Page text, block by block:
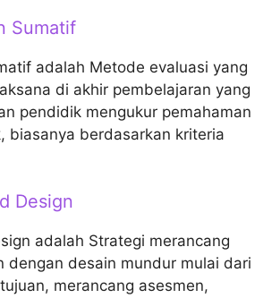
Sumatif
adalah Metode evaluasi yang
di akhir pembelajaran yang
pendidik mengukur pemahaman
biasanya berdasarkan kriteria
Design
adalah Strategi merancang
dengan desain mundur mulai dari
merancang asesmen,